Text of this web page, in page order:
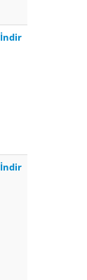
İndir
İndir